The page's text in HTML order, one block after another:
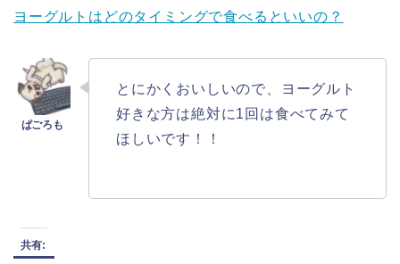
ヨーグルトはどのタイミングで食べるといいの？
とにかくおいしいので、ヨーグルト
好きな方は絶対に1回は食べてみて
ほしいです！！
共有: